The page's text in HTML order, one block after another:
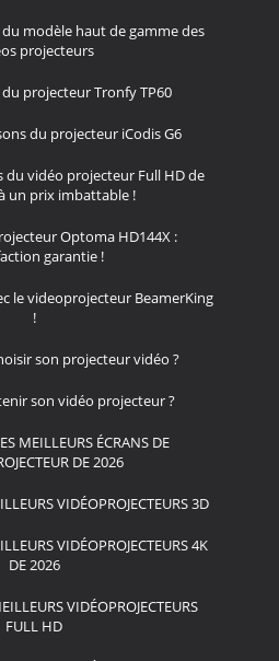
du modèle haut de gamme des
projecteurs
projecteur Tronfy TP60
du projecteur iCodis G6
du vidéo projecteur Full HD de
un prix imbattable !
Optoma HD144X :
garantie !
le videoprojecteur BeamerKing
!
son projecteur vidéo ?
son vidéo projecteur ?
MEILLEURS ÉCRANS DE
DE 2026
VIDÉOPROJECTEURS 3D
VIDÉOPROJECTEURS 4K
DE 2026
VIDÉOPROJECTEURS
FULL HD